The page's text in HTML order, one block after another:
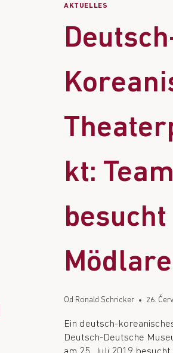
AKTUELLES
kt: Team
besucht
Od Ronald Schricker 26.
Ein deutsch-
Deutsch-Deutsche